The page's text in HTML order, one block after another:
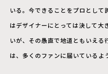
いる。今できることをプロとして
はデザイナーにとっては決して大
いが、その愚直で地道ともいえ
は、多くのファンに届いているよ